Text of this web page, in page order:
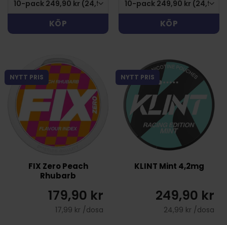
KÖP KÖP
NYTT PRIS
FIX Zero Peach
Rhubarb
179,90 kr
17,99 kr /dosa
NYTT PRIS
KLINT Mint 4,2mg
249,90 kr
24,99 kr /dosa